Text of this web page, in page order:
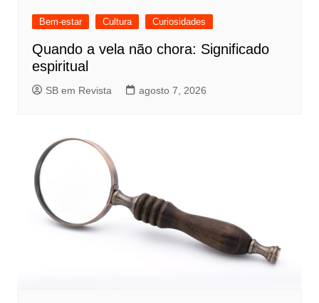
Bem-estar Cultura Curiosidades
Quando a vela não chora: Significado
espiritual
SB em Revista agosto 7, 2026